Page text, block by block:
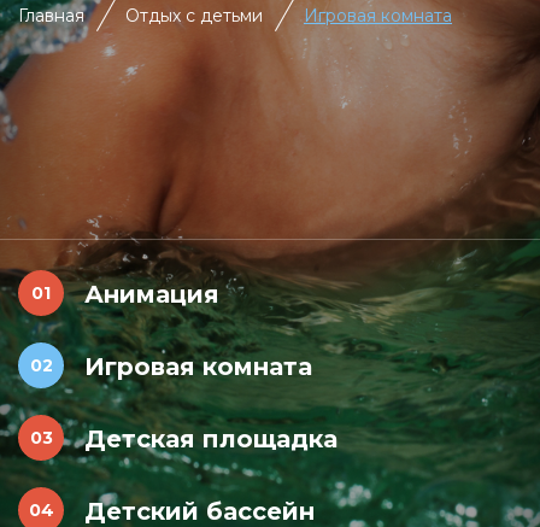
Главная Отдых с детьми Игровая комната
Анимация
Игровая комната
Детская площадка
Детский бассейн